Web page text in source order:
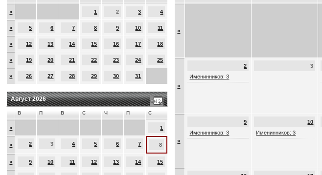
» 1 2 3 4
» 5 6 7 8 9 10 11
» 12 13 14 15 16 17 18
» 19 20 21 22 23 24 25
» 26 27 28 29 30 31
Август 2026
В П В С Ч П С
» 1
» 2 3 4 5 6 7 8
» 9 10 11 12 13 14 15
»
»
2
Именинников: 3
3
»
9
Именинников: 3
10
Именинников: 3